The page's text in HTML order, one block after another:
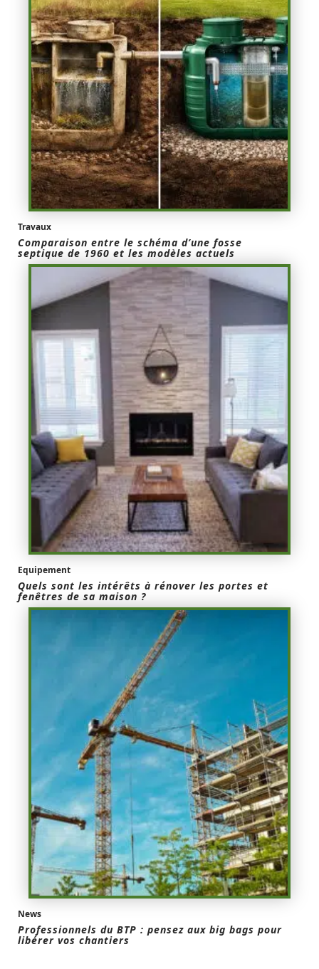
Travaux
Comparaison entre le schéma d’une fosse
septique de 1960 et les modèles actuels
Equipement
Quels sont les intérêts à rénover les portes et
fenêtres de sa maison ?
News
Professionnels du BTP : pensez aux big bags pour
libérer vos chantiers